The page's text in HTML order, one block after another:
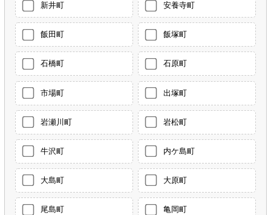
新井町 安養寺町
飯田町 飯塚町
石橋町 石原町
市場町 出塚町
岩瀬川町 岩松町
牛沢町 内ケ島町
大島町 大原町
尾島町 亀岡町